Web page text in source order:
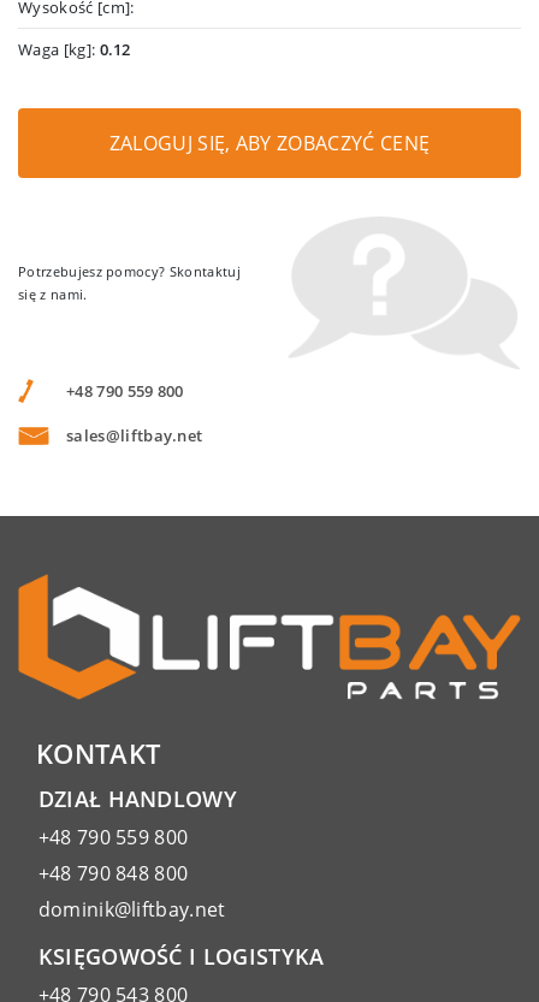
Wysokość [cm]:
Waga [kg]: 0.12
ZALOGUJ SIĘ, ABY ZOBACZYĆ CENĘ
Potrzebujesz pomocy? Skontaktuj
się z nami.
+48 790 559 800
sales@liftbay.net
KONTAKT
DZIAŁ HANDLOWY
+48 790 559 800
+48 790 848 800
dominik@liftbay.net
KSIĘGOWOŚĆ I LOGISTYKA
+48 790 543 800